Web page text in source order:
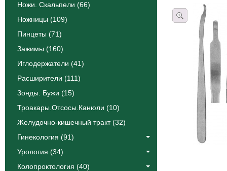
Ножи. Скальпели (66)
Ножницы (109)
Пинцеты (71)
Зажимы (160)
Иглодержатели (41)
Расширители (111)
Зонды. Бужи (15)
Троакары.Отсосы.Канюли (10)
Желудочно-кишечный тракт (32)
Гинекология (91)
Урология (34)
Колопроктология (40)